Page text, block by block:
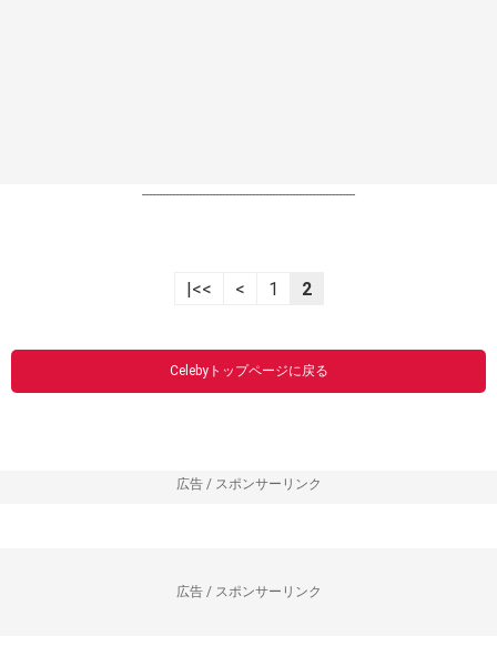
----------------------------------------------------------------
|<< < 1 2
Celebyトップページに戻る
広告 / スポンサーリンク
広告 / スポンサーリンク